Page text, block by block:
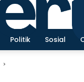
Politik Sosial